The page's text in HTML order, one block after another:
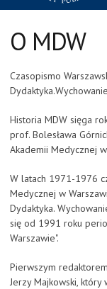
O MDW
Czasopismo
Historia MDW sięga
prof. Bolesława
Akademii Medycznej w
W latach 1971-1976
Medycznej w
Dydaktyka.
się od 1991 roku
Warszawie".
Pierwszym
Jerzy Majkowski,